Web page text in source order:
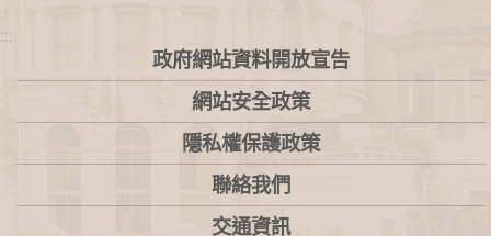
:::
政府網站資料開放宣告
網站安全政策
隱私權保護政策
聯絡我們
交通資訊